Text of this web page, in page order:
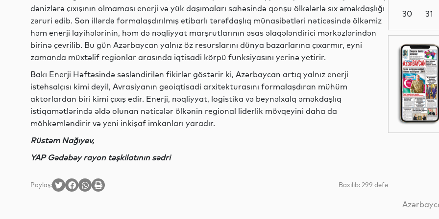
dənizlərə çıxışının olmaması enerji və yük daşımaları sahəsində qonşu ölkələrlə sıx əməkdaşlığı
zəruri edib. Son illərdə formalaşdırılmış etibarlı tərəfdaşlıq münasibətləri nəticəsində ölkəmiz
həm enerji layihələrinin, həm də nəqliyyat marşrutlarının əsas əlaqələndirici mərkəzlərindən
birinə çevrilib. Bu gün Azərbaycan yalnız öz resurslarını dünya bazarlarına çıxarmır, eyni
zamanda müxtəlif regionlar arasında iqtisadi körpü funksiyasını yerinə yetirir.
Bakı Enerji Həftəsində səsləndirilən fikirlər göstərir ki, Azərbaycan artıq yalnız enerji
istehsalçısı kimi deyil, Avrasiyanın geoiqtisadi arxitekturasını formalaşdıran mühüm
aktorlardan biri kimi çıxış edir. Enerji, nəqliyyat, logistika və beynəlxalq əməkdaşlıq
istiqamətlərində əldə olunan nəticələr ölkənin regional liderlik mövqeyini daha da
möhkəmləndirir və yeni inkişaf imkanları yaradır.
Rüstəm Nağıyev,
YAP Gədəbəy rayon təşkilatının sədri
Paylaş: Baxılıb: 299 dəfə
Gündəm
Siyasət
30
31